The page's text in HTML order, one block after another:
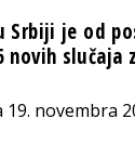
Srbiji je od
slučaja
19. novembra